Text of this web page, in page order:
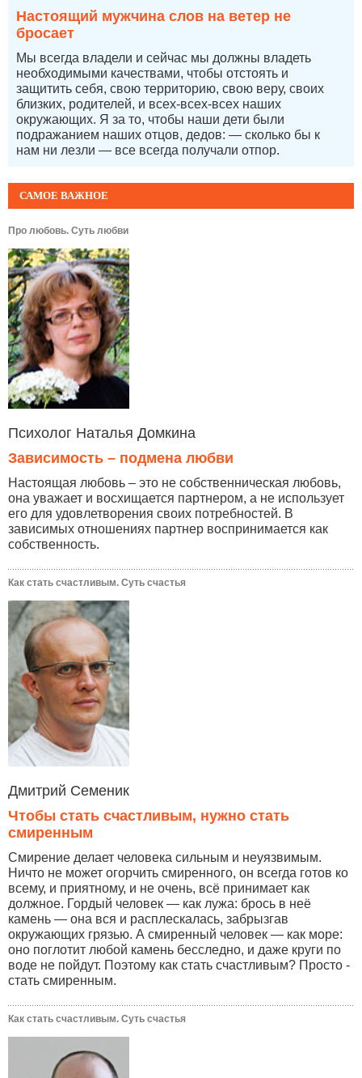
САМОЕ ВАЖНОЕ
Про любовь. Суть любви
Психолог Наталья Домкина
Зависимость – подмена любви
Настоящая любовь – это не собственническая любовь,
она уважает и восхищается партнером, а не использует
его для удовлетворения своих потребностей. В
зависимых отношениях партнер воспринимается как
собственность.
Как стать счастливым. Суть счастья
Дмитрий Семеник
Чтобы стать счастливым, нужно стать
смиренным
Смирение делает человека сильным и неуязвимым.
Ничто не может огорчить смиренного, он всегда готов ко
всему, и приятному, и не очень, всё принимает как
должное. Гордый человек — как лужа: брось в неё
камень — она вся и расплескалась, забрызгав
окружающих грязью. А смиренный человек — как море:
оно поглотит любой камень бесследно, и даже круги по
воде не пойдут. Поэтому как стать счастливым? Просто -
стать смиренным.
Как стать счастливым. Суть счастья
Настоящий мужчина слов на ветер не
бросает
Мы всегда владели и сейчас мы должны владеть
необходимыми качествами, чтобы отстоять и
защитить себя, свою территорию, свою веру, своих
близких, родителей, и всех-всех-всех наших
окружающих. Я за то, чтобы наши дети были
подражанием наших отцов, дедов: — сколько бы к
нам ни лезли — все всегда получали отпор.